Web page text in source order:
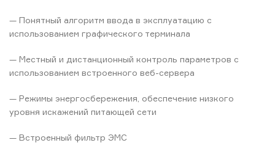
— Понятный алгоритм ввода в эксплуатацию с
использованием графического терминала
— Местный и дистанционный контроль параметров с
использованием встроенного веб-сервера
— Режимы энергосбережения, обеспечение низкого
уровня искажений питающей сети
— Встроенный фильтр ЭМС